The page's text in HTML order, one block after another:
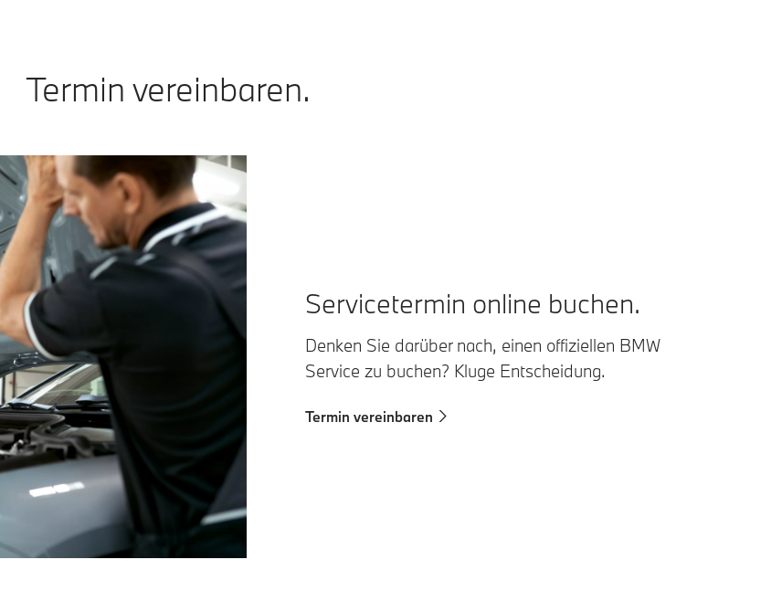
Termin vereinbaren.
Servicetermin online buchen.
Denken Sie darüber nach, einen offiziellen BMW
Service zu buchen? Kluge Entscheidung.
Termin vereinbaren